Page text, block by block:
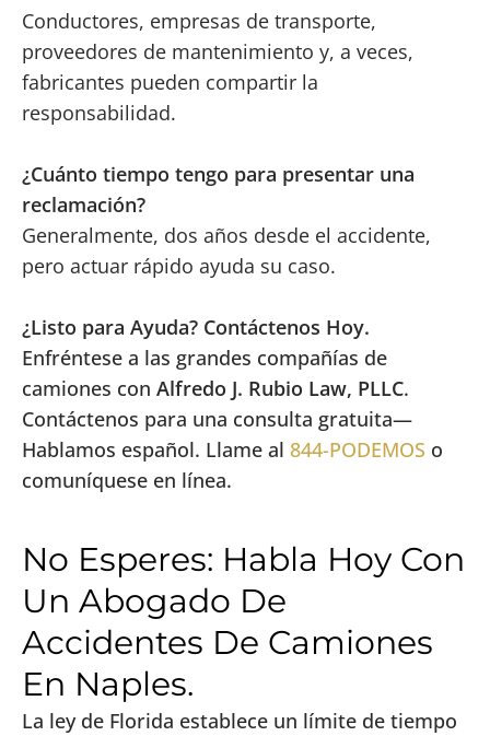
Conductores, empresas de transporte,
proveedores de mantenimiento y, a veces,
fabricantes pueden compartir la
responsabilidad.
¿Cuánto tiempo tengo para presentar una
reclamación?
Generalmente, dos años desde el accidente,
pero actuar rápido ayuda su caso.
¿Listo para Ayuda? Contáctenos Hoy.
Enfréntese a las grandes compañías de
camiones con Alfredo J. Rubio Law, PLLC.
Contáctenos para una consulta gratuita—
Hablamos español. Llame al 844-PODEMOS o
comuníquese en línea.
No Esperes: Habla Hoy Con
Un Abogado De
Accidentes De Camiones
En Naples.
La ley de Florida establece un límite de tiempo